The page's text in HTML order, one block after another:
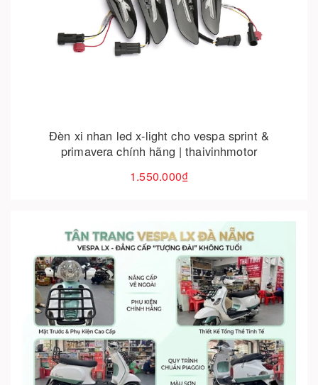
Đèn xi nhan led x-light cho vespa sprint &
primavera chính hãng | thaivinhmotor
1.550.000₫
Hết hàng
Cho vào giỏ hàng